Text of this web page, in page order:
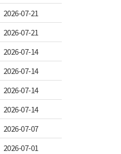
2026-07-21
2026-07-21
2026-07-14
2026-07-14
2026-07-14
2026-07-14
2026-07-07
2026-07-01